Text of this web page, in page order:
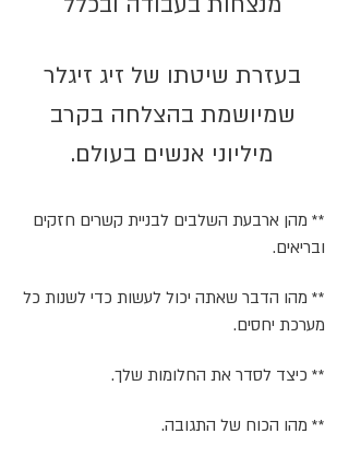
בעזרת שיטתו של זיג זיגלר
שמיושמת בהצלחה בקרב
מיליוני אנשים בעולם.
** מהן ארבעת השלבים לבניית קשרים חזקים
ובריאים.
** מהו הדבר שאתה יכול לעשות כדי לשנות כל
מערכת יחסים.
** כיצד לסדר את החלומות שלך.
** מהו הכוח של התגובה.